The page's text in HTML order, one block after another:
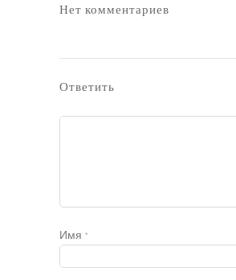
Нет комментариев
Ответить
Имя *